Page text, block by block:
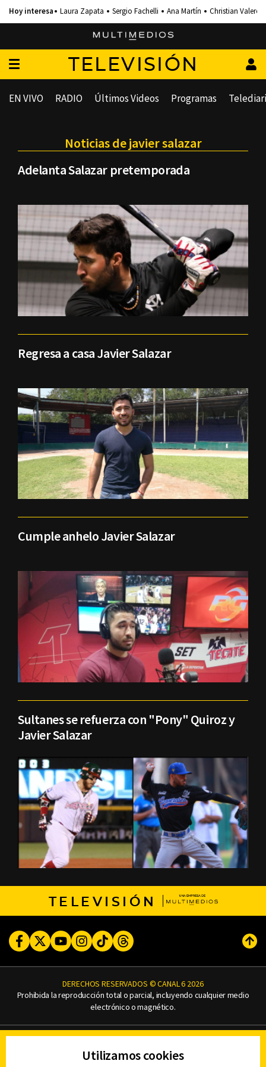
Laura Zapata Sergio Fachelli Ana Martín Christian Valero
TELEVISIÓN
EN VIVO RADIO Últimos Videos Programas
Noticias de javier salazar
Adelanta Salazar pretemporada
Regresa a casa Javier Salazar
Cumple anhelo Javier Salazar
Sultanes se refuerza con "Pony" Quiroz y
Javier Salazar
TELEVISIÓN
FacebookTwitterYoutubeInstagram
TikTokThreads
DERECHOS RESERVADOS © CANAL 6 2026
Prohibida la reproducción total o parcial, incluyendo cualquier medio
electrónico o magnético.
AVISO DE PRIVACIDAD
Utilizamos cookies